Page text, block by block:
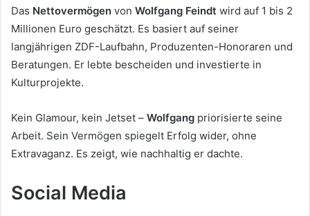
Das Nettovermögen von Wolfgang Feindt wird auf 1 bis 2
Millionen Euro geschätzt. Es basiert auf seiner
langjährigen ZDF-Laufbahn, Produzenten-Honoraren und
Beratungen. Er lebte bescheiden und investierte in
Kulturprojekte.
Kein Glamour, kein Jetset – Wolfgang priorisierte seine
Arbeit. Sein Vermögen spiegelt Erfolg wider, ohne
Extravaganz. Es zeigt, wie nachhaltig er dachte.
Social Media